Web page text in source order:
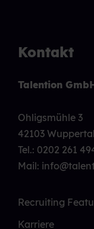
Kontakt
Talention
Ohligsmühle 3
42103 Wuppertal
Tel.: 0202 261
Mail:
Recruiting
Karriere